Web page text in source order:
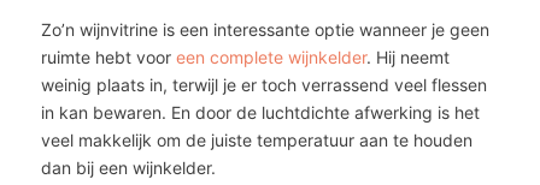
Zo’n wijnvitrine is een interessante optie wanneer je geen
ruimte hebt voor een complete wijnkelder. Hij neemt
weinig plaats in, terwijl je er toch verrassend veel flessen
in kan bewaren. En door de luchtdichte afwerking is het
veel makkelijk om de juiste temperatuur aan te houden
dan bij een wijnkelder.